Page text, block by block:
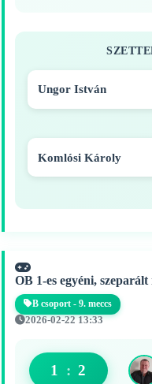
Ungor István
Komlósi Károly
OB 1-es egyéni,
B csoport - 9. meccs
2026-02-22 13:33
1 : 2